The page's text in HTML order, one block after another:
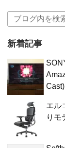
新着記事
Cast)
エル
りモ